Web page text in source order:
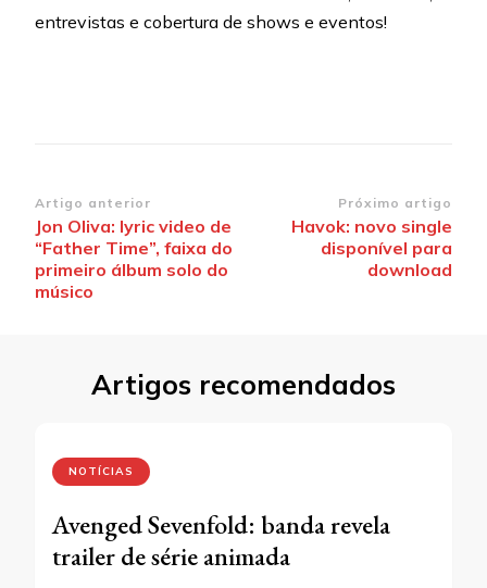
entrevistas e cobertura de shows e eventos!
Navegação
de
post
Artigo anterior
Jon Oliva: lyric video de
“Father Time”, faixa do
primeiro álbum solo do
músico
Próximo artigo
Havok: novo single
disponível para
download
Artigos recomendados
NOTÍCIAS
Avenged Sevenfold: banda revela
trailer de série animada